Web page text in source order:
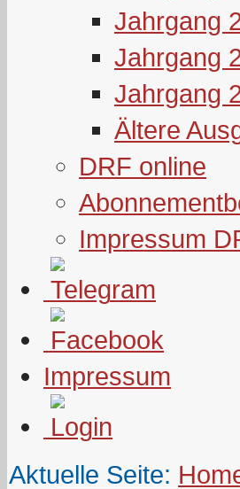
Jahrgang
Jahrgang
Jahrgang
Ältere
DRF online
Impressum
Impressum
Aktuelle Seite: